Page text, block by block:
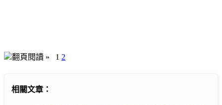
翻頁閱讀 » 1 2
相關文章：